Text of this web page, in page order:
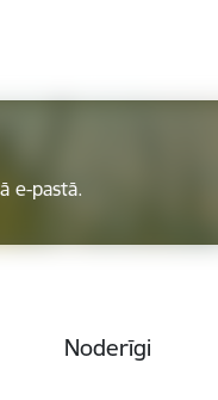
e-pastā.
Noderīgi